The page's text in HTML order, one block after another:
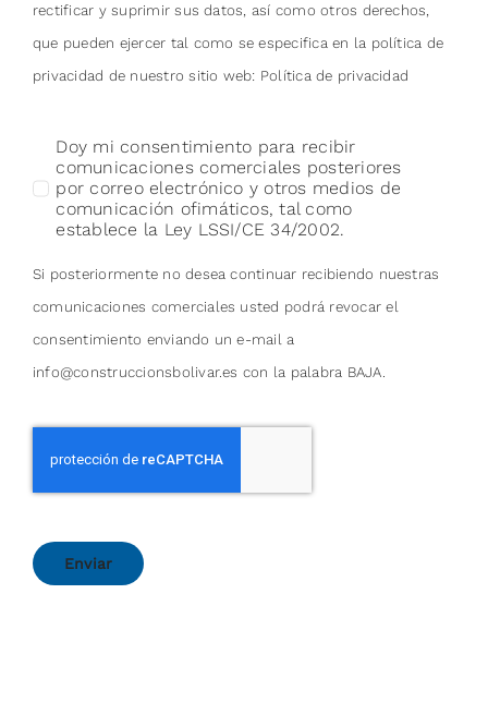
rectificar y suprimir sus datos, así como otros derechos,
que pueden ejercer tal como se especifica en la política de
privacidad de nuestro sitio web: Política de privacidad
Doy mi consentimiento para recibir
comunicaciones comerciales posteriores
por correo electrónico y otros medios de
comunicación ofimáticos, tal como
establece la Ley LSSI/CE 34/2002.
Si posteriormente no desea continuar recibiendo nuestras
comunicaciones comerciales usted podrá revocar el
consentimiento enviando un e-mail a
info@construccionsbolivar.es con la palabra BAJA.
Enviar